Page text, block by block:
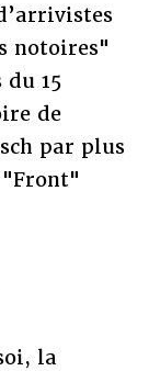
notoires"
du 15
de
par plus
"Front"
la